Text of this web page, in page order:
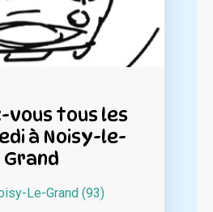
vous tous les
à Noisy-le-
Grand
Le-Grand (93)